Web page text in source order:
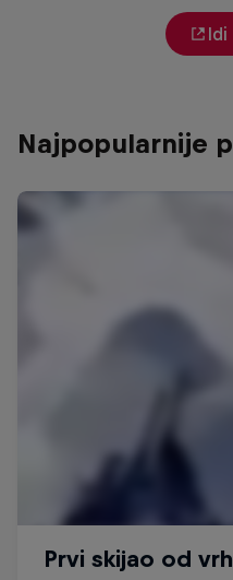
Idi
Najpopularnije